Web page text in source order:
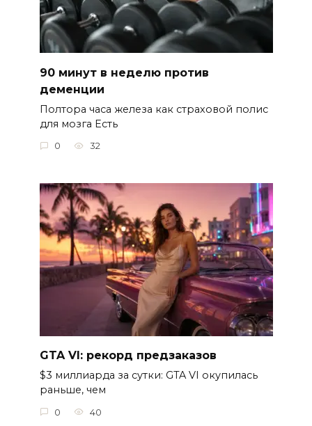
90 минут в неделю против
деменции
Полтора часа железа как страховой полис
для мозга Есть
0 32
GTA VI: рекорд предзаказов
$3 миллиарда за сутки: GTA VI окупилась
раньше, чем
0 40